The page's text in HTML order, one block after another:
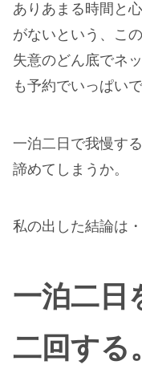
ありあまる時間と
がないという、こ
失意のどん底でネ
も予約でいっぱいで
一泊二日で我慢す
諦めてしまうか。
私の出した結論は・
一泊二日
二回する。